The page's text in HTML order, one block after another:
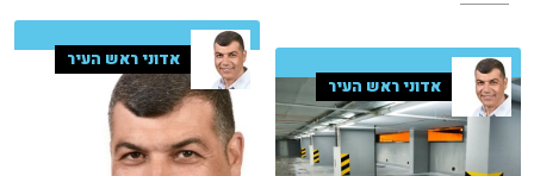
אדוני ראש העיר
אדוני ראש העיר